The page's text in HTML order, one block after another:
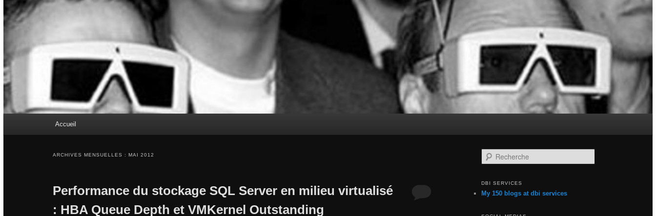
Aller au contenu principal
Aller au contenu secondaire
Accueil
ARCHIVES MENSUELLES : MAI 2012
Performance du stockage SQL Server en milieu virtualisé
: HBA Queue Depth et VMKernel Outstanding
Recherche
DBI SERVICES
My 150 blogs at dbi services